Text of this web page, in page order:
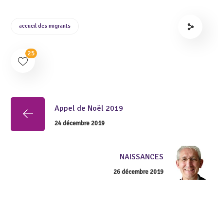
accueil des migrants
25
Appel de Noël 2019
24 décembre 2019
NAISSANCES
26 décembre 2019